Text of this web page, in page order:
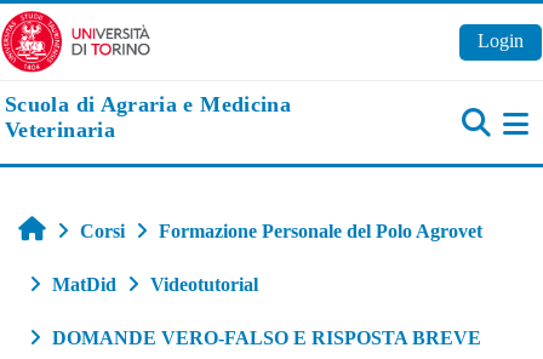
Vai al contenuto principale
Login
Scuola di Agraria e Medicina
Veterinaria
Home
Corsi Formazione Personale del Polo Agrovet
MatDid Videotutorial
DOMANDE VERO-FALSO E RISPOSTA BREVE